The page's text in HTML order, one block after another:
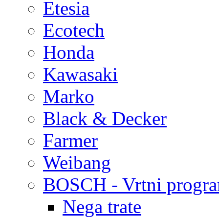
Etesia
Ecotech
Honda
Kawasaki
Marko
Black & Decker
Farmer
Weibang
BOSCH - Vrtni
Nega trate